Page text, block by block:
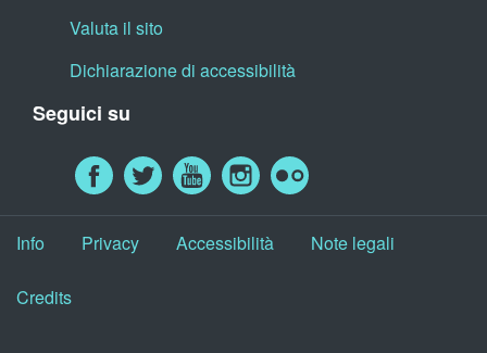
Valuta il sito
Dichiarazione di accessibilità
Seguici su
Info Privacy Accessibilità Note legali
Credits